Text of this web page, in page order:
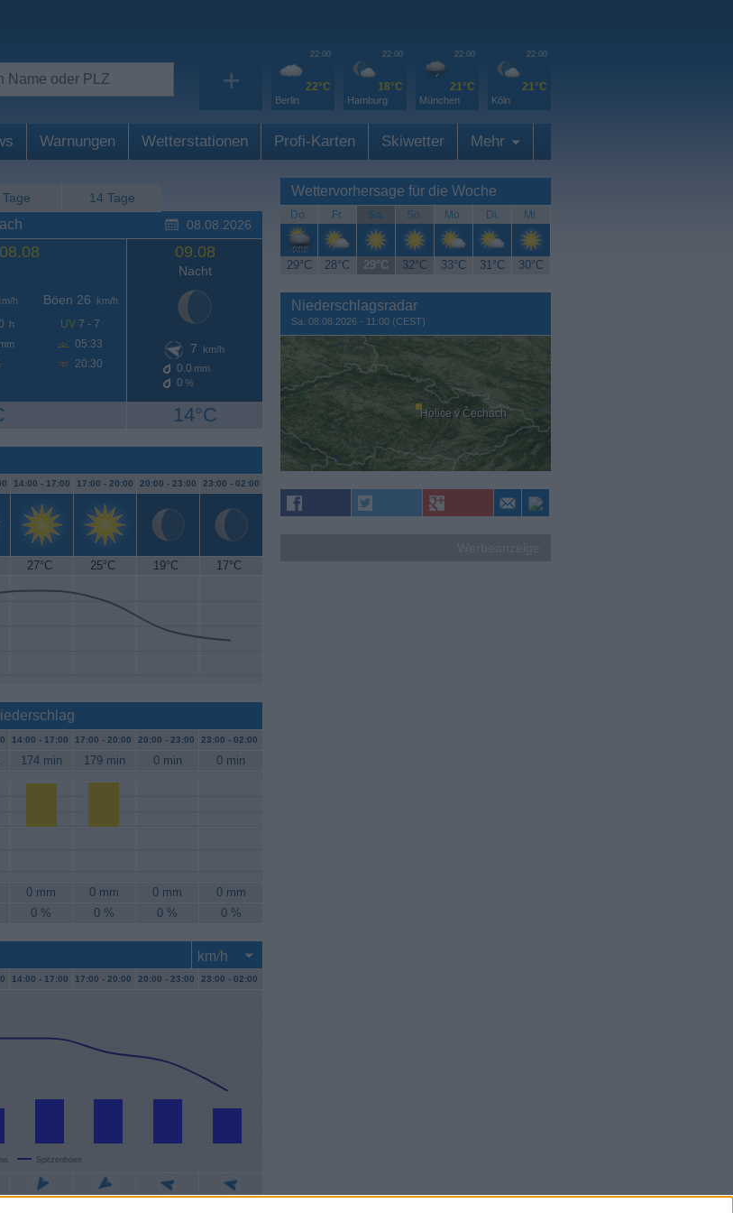
+
22:00
22°C
Berlin
22:00
18°C
Hamburg
22:00
21°C
München
22:00
21°C
Köln
Warnungen Wetterstationen Profi-Karten Skiwetter Mehr
Tage 14 Tage
08.08.2026
h
h
mm
Böen 26 km/h
UV 7 - 7
05:33
20:30
09.08
Nacht
7 km/h
0.0 mm
0 %
14°C
14:00 - 17:00 17:00 - 20:00 20:00 - 23:00 23:00 - 02:00
27°C 25°C 19°C 17°C
14:00 - 17:00 17:00 - 20:00 20:00 - 23:00 23:00 - 02:00
174 min 179 min 0 min 0 min
0 mm 0 mm 0 mm
0 mm
0 % 0 % 0 % 0 %
14:00 - 17:00 17:00 - 20:00 20:00 - 23:00 23:00 - 02:00
Spitzenböen
Wettervorhersage für die Woche
Do. Fr. Sa. So. Mo. Di. Mi.
29°C 28°C 29°C 32°C 33°C 31°C 30°C
Niederschlagsradar
Sa. 08.08.2026 - 11:00 (CEST)
Holice v Čechach